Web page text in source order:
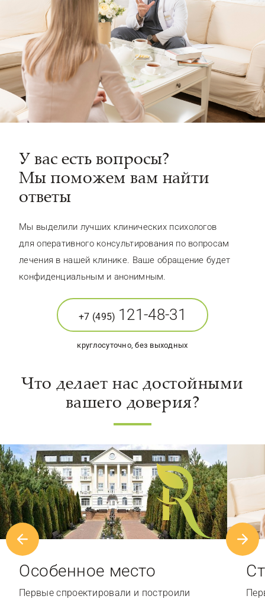
У вас есть вопросы?
Мы поможем вам найти
ответы
Мы выделили лучших клинических психологов
для оперативного консультирования по вопросам
лечения в нашей клинике. Ваше обращение будет
конфиденциальным и анонимным.
+7 (495) 121-48-31
круглосуточно, без выходных
Что делает нас достойными
вашего доверия?
Особенное место
Первые спроектировали и построили